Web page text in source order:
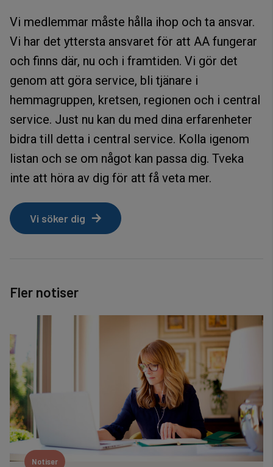
Vi medlemmar måste hålla ihop och ta ansvar.
Vi har det yttersta ansvaret för att AA fungerar
och finns där, nu och i framtiden. Vi gör det
genom att göra service, bli tjänare i
hemmagruppen, kretsen, regionen och i central
service. Just nu kan du med dina erfarenheter
bidra till detta i central service. Kolla igenom
listan och se om något kan passa dig. Tveka
inte att höra av dig för att få veta mer.
Vi söker dig
Fler notiser
Notiser